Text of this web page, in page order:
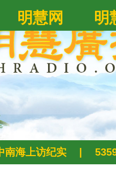
明慧网 明
南海上访纪实